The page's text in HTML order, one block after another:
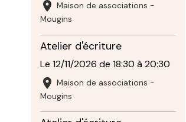
Maison de associations -
Mougins
Atelier d'écriture
Le 12/11/2026 de 18:30 à 20:30
Maison de associations -
Mougins